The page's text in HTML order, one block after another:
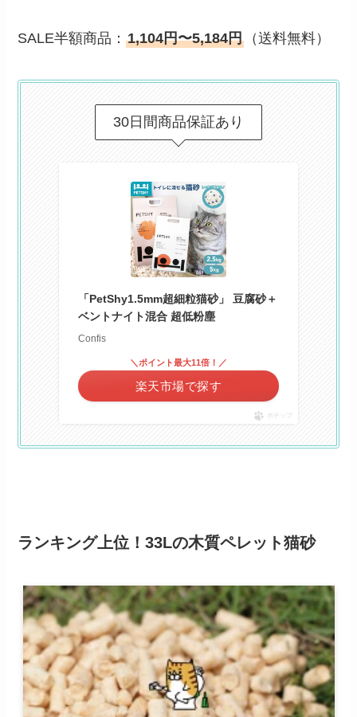
SALE半額商品：1,104円〜5,184円 （送料無料）
30日間商品保証あり
「PetShy1.5mm超細粒猫砂」 豆腐砂＋
ベントナイト混合 超低粉塵
Confis
＼ポイント最大11倍！／
楽天市場で探す
ポチップ
ランキング上位！33Lの木質ペレット猫砂